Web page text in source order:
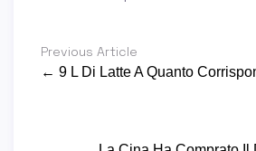
Previous Article
← 9 L Di Latte A Quanto